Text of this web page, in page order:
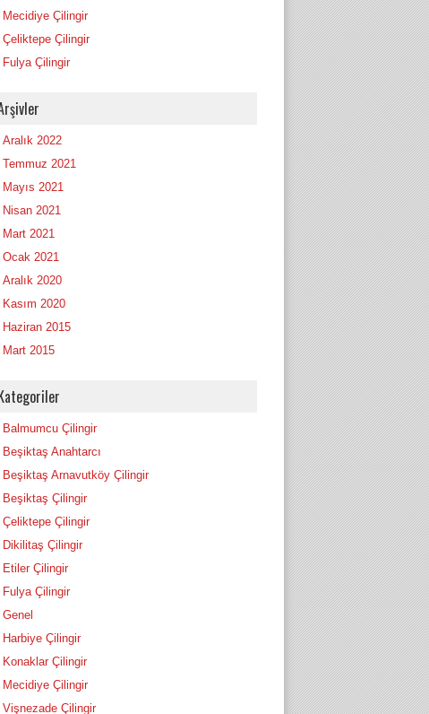
Mecidiye Çilingir
Çeliktepe Çilingir
Fulya Çilingir
Aralık 2022
Temmuz 2021
Mayıs 2021
Nisan 2021
Mart 2021
Ocak 2021
Aralık 2020
Kasım 2020
Haziran 2015
Mart 2015
Balmumcu Çilingir
Beşiktaş Anahtarcı
Beşiktaş Arnavutköy Çilingir
Beşiktaş Çilingir
Çeliktepe Çilingir
Dikilitaş Çilingir
Etiler Çilingir
Fulya Çilingir
Genel
Harbiye Çilingir
Konaklar Çilingir
Mecidiye Çilingir
Vişnezade Çilingir